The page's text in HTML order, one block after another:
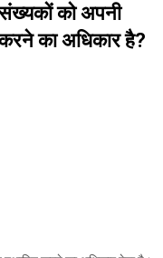
को अपनी
का अधिकार है?